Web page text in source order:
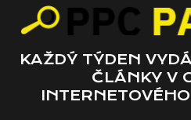
KAŽDÝ TÝDEN
ČLÁNKY V